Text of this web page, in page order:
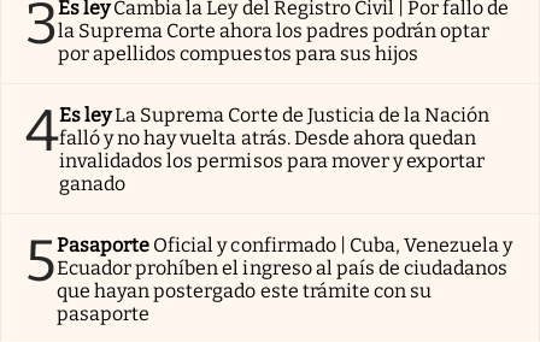
3Es ley Cambia la Ley del Registro Civil | Por fallo de
la Suprema Corte ahora los padres podrán optar
por apellidos compuestos para sus hijos
4Es leyLa Suprema Corte de Justicia de la Nación
falló y no hay vuelta atrás. Desde ahora quedan
invalidados los permisos para mover y exportar
ganado
5Pasaporte Oficial y confirmado | Cuba, Venezuela y
Ecuador prohíben el ingreso al país de ciudadanos
que hayan postergado este trámite con su
pasaporte